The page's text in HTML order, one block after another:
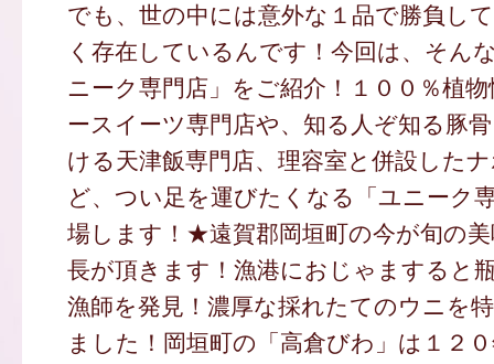
でも、世の中には意外な１品で勝負し
く存在しているんです！今回は、そん
ニーク専門店」をご紹介！１００％植
ースイーツ専門店や、知る人ぞ知る豚
ける天津飯専門店、理容室と併設した
ど、つい足を運びたくなる「ユニーク
場します！★遠賀郡岡垣町の今が旬の
長が頂きます！漁港におじゃますると
漁師を発見！濃厚な採れたてのウニを
ました！岡垣町の「高倉びわ」は１２